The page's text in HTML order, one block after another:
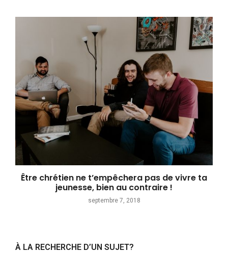
Être chrétien ne t’empêchera pas de vivre ta
jeunesse, bien au contraire !
septembre 7, 2018
À LA RECHERCHE D’UN SUJET?